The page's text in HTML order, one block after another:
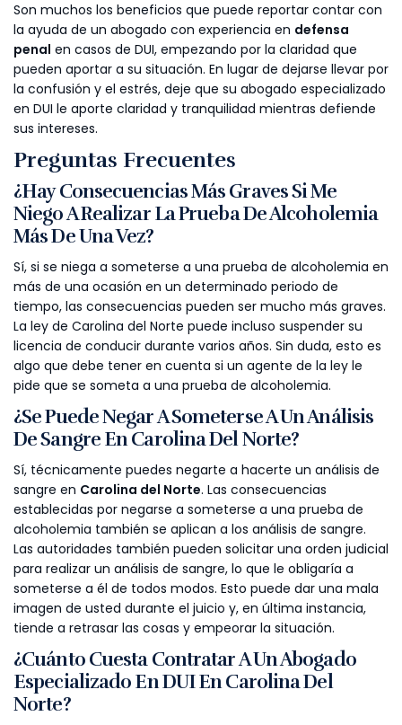
Son muchos los beneficios que puede reportar contar con
la ayuda de un abogado con experiencia en defensa
penal en casos de DUI, empezando por la claridad que
pueden aportar a su situación. En lugar de dejarse llevar por
la confusión y el estrés, deje que su abogado especializado
en DUI le aporte claridad y tranquilidad mientras defiende
sus intereses.
Preguntas Frecuentes
¿Hay Consecuencias Más Graves Si Me
Niego A Realizar La Prueba De Alcoholemia
Más De Una Vez?
Sí, si se niega a someterse a una prueba de alcoholemia en
más de una ocasión en un determinado periodo de
tiempo, las consecuencias pueden ser mucho más graves.
La ley de Carolina del Norte puede incluso suspender su
licencia de conducir durante varios años. Sin duda, esto es
algo que debe tener en cuenta si un agente de la ley le
pide que se someta a una prueba de alcoholemia.
¿Se Puede Negar A Someterse A Un Análisis
De Sangre En Carolina Del Norte?
Sí, técnicamente puedes negarte a hacerte un análisis de
sangre en Carolina del Norte. Las consecuencias
establecidas por negarse a someterse a una prueba de
alcoholemia también se aplican a los análisis de sangre.
Las autoridades también pueden solicitar una orden judicial
para realizar un análisis de sangre, lo que le obligaría a
someterse a él de todos modos. Esto puede dar una mala
imagen de usted durante el juicio y, en última instancia,
tiende a retrasar las cosas y empeorar la situación.
¿Cuánto Cuesta Contratar A Un Abogado
Especializado En DUI En Carolina Del
Norte?